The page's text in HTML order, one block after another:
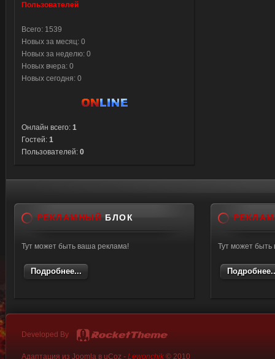
Пользователей
Всего: 1539
Новых за месяц: 0
Новых за неделю: 0
Новых вчера: 0
Новых сегодня: 0
Онлайн всего: 1
Гостей: 1
Пользователей: 0
РЕКЛАМНЫЙ БЛОК
Тут может быть ваша реклама!
Подробнее...
Тут может
Developed By
Адаптация из Joomla в uCoz - Lewonchik© 2010